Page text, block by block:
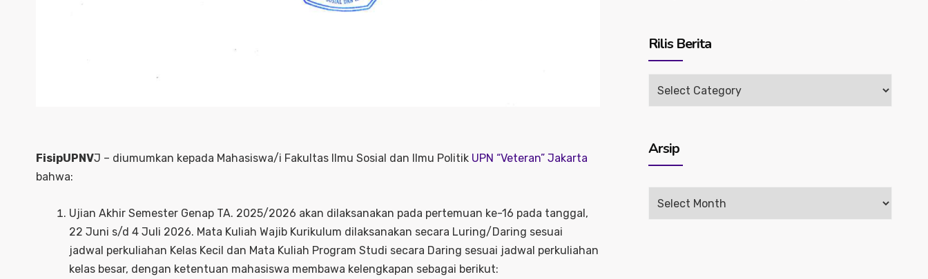
FisipUPNVJ – diumumkan kepada Mahasiswa/i Fakultas Ilmu Sosial dan Ilmu Politik UPN “Veteran” Jakarta
bahwa:
Ujian Akhir Semester Genap TA. 2025/2026 akan dilaksanakan pada pertemuan ke-16 pada tanggal,
22 Juni s/d 4 Juli 2026. Mata Kuliah Wajib Kurikulum dilaksanakan secara Luring/Daring sesuai
jadwal perkuliahan Kelas Kecil dan Mata Kuliah Program Studi secara Daring sesuai jadwal perkuliahan
kelas besar, dengan ketentuan mahasiswa membawa kelengkapan sebagai berikut:
Rilis Berita
Rilis
Arsip
Arsip